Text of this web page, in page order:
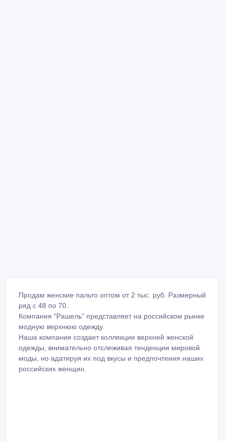
Продам женские пальто оптом от 2 тыс. руб. Размерный
ряд с 48 по 70.
Компания "Рашель" представляет на российском рынке
модную верхнюю одежду.
Наша компания создает коллекции верхней женской
одежды, внимательно отслеживая тенденции мировой
моды, но адатируя их под вкусы и предпочтения наших
российских женщин.